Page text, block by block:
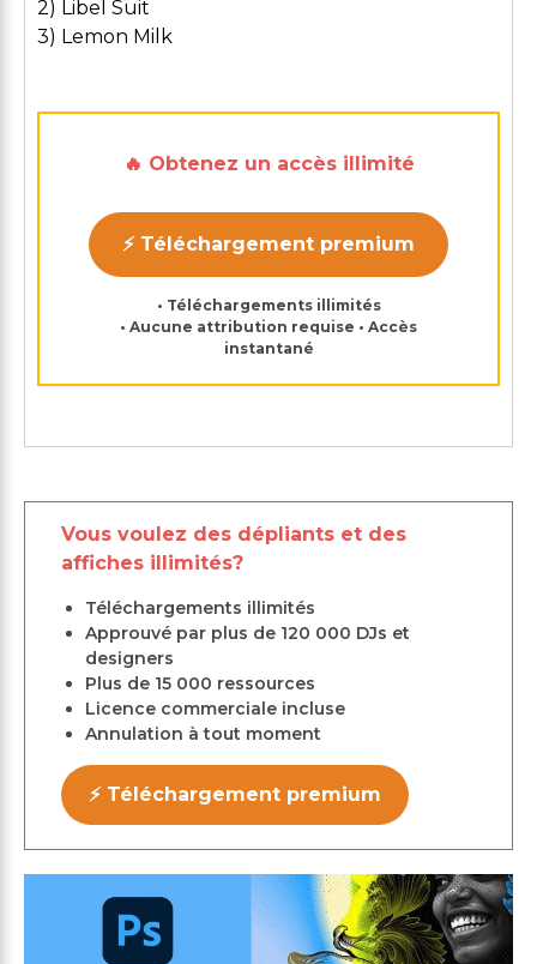
2) Libel Suit
3) Lemon Milk
🔥 Obtenez un accès illimité
⚡ Téléchargement premium
• Téléchargements illimités
• Aucune attribution requise • Accès
instantané
Vous voulez des dépliants et des
affiches illimités?
Téléchargements illimités
Approuvé par plus de 120 000 DJs et
designers
Plus de 15 000 ressources
Licence commerciale incluse
Annulation à tout moment
⚡ Téléchargement premium